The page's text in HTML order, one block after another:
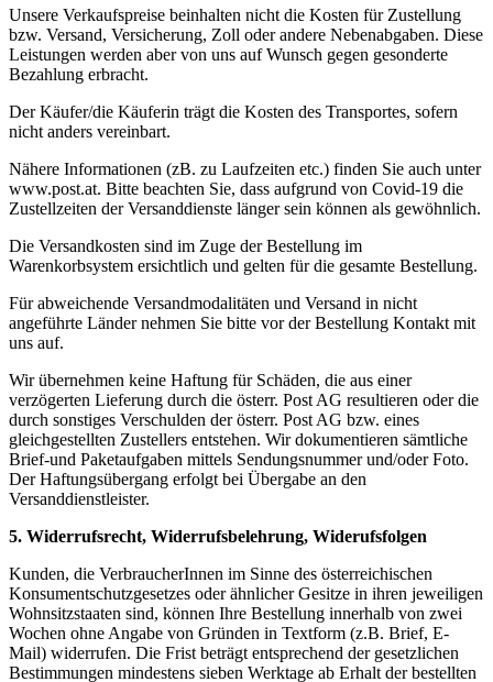
Unsere Verkaufspreise beinhalten nicht die Kosten für Zustellung
bzw. Versand, Versicherung, Zoll oder andere Nebenabgaben. Diese
Leistungen werden aber von uns auf Wunsch gegen gesonderte
Bezahlung erbracht.
Der Käufer/die Käuferin trägt die Kosten des Transportes, sofern
nicht anders vereinbart.
Nähere Informationen (zB. zu Laufzeiten etc.) finden Sie auch unter
www.post.at. Bitte beachten Sie, dass aufgrund von Covid-19 die
Zustellzeiten der Versanddienste länger sein können als gewöhnlich.
Die Versandkosten sind im Zuge der Bestellung im
Warenkorbsystem ersichtlich und gelten für die gesamte Bestellung.
Für abweichende Versandmodalitäten und Versand in nicht
angeführte Länder nehmen Sie bitte vor der Bestellung Kontakt mit
uns auf.
Wir übernehmen keine Haftung für Schäden, die aus einer
verzögerten Lieferung durch die österr. Post AG resultieren oder die
durch sonstiges Verschulden der österr. Post AG bzw. eines
gleichgestellten Zustellers entstehen. Wir dokumentieren sämtliche
Brief-und Paketaufgaben mittels Sendungsnummer und/oder Foto.
Der Haftungsübergang erfolgt bei Übergabe an den
Versanddienstleister.
5. Widerrufsrecht, Widerrufsbelehrung, Widerufsfolgen
Kunden, die VerbraucherInnen im Sinne des österreichischen
Konsumentschutzgesetzes oder ähnlicher Gesitze in ihren jeweiligen
Wohnsitzstaaten sind, können Ihre Bestellung innerhalb von zwei
Wochen ohne Angabe von Gründen in Textform (z.B. Brief, E-
Mail) widerrufen. Die Frist beträgt entsprechend der gesetzlichen
Bestimmungen mindestens sieben Werktage ab Erhalt der bestellten